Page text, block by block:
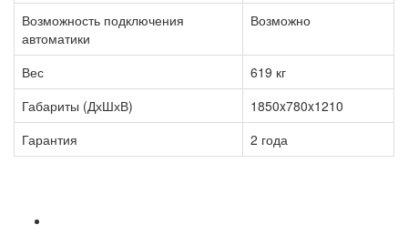
Возможность подключения
автоматики
Возможно
Вес
619 кг
Габариты (ДхШхВ)
1850x780x1210
Гарантия
2 года